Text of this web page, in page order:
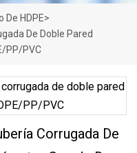
De HDPE>
De Doble Pared
PP/PVC
Corrugada De